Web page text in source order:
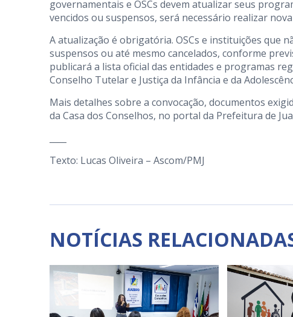
governamentais e OSCs devem atualizar seus
vencidos ou suspensos, será necessário realizar
A atualização é obrigatória. OSCs e instituições
suspensos ou até mesmo cancelados, conforme
publicará a lista oficial das entidades e programas
Conselho Tutelar e Justiça da Infância e da
Mais detalhes sobre a convocação, documentos
da Casa dos Conselhos, no portal da Prefeitura de
Texto: Lucas Oliveira – Ascom/PMJ
NOTÍCIAS